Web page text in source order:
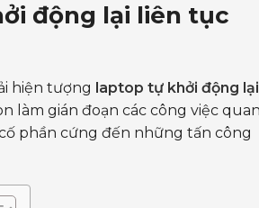
động lại liên tục
hiện tượng laptop tự khởi động lại
làm gián đoạn các công việc quan
phần cứng đến những tấn công